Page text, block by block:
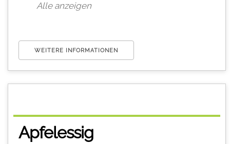
Alle anzeigen
WEITERE INFORMATIONEN
Apfelessig